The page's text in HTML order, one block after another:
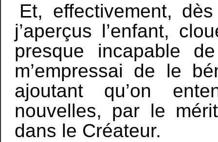
Et, effectivement,
j’aperçus l’enfant,
presque incapable
m’empressai de le
ajoutant qu’on
nouvelles, par le
dans le Créateur.